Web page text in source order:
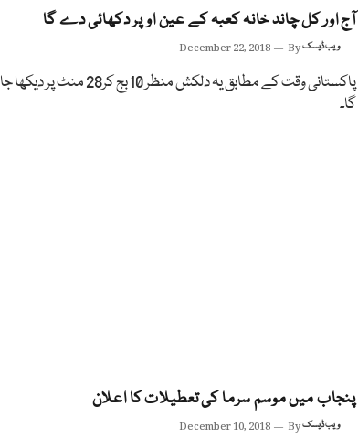
آج اور کل چاند خانہ کعبہ کے عین اوپر دکھائی دے گا
December 22, 2018 Byویب ڈیسک
پاکستانی وقت کے مطابق یہ دلکش منظر 10 بج
گا۔
پنجاب میں موسم سرما کی تعطیلات کا اعلان
December 10, 2018 Byویب ڈیسک